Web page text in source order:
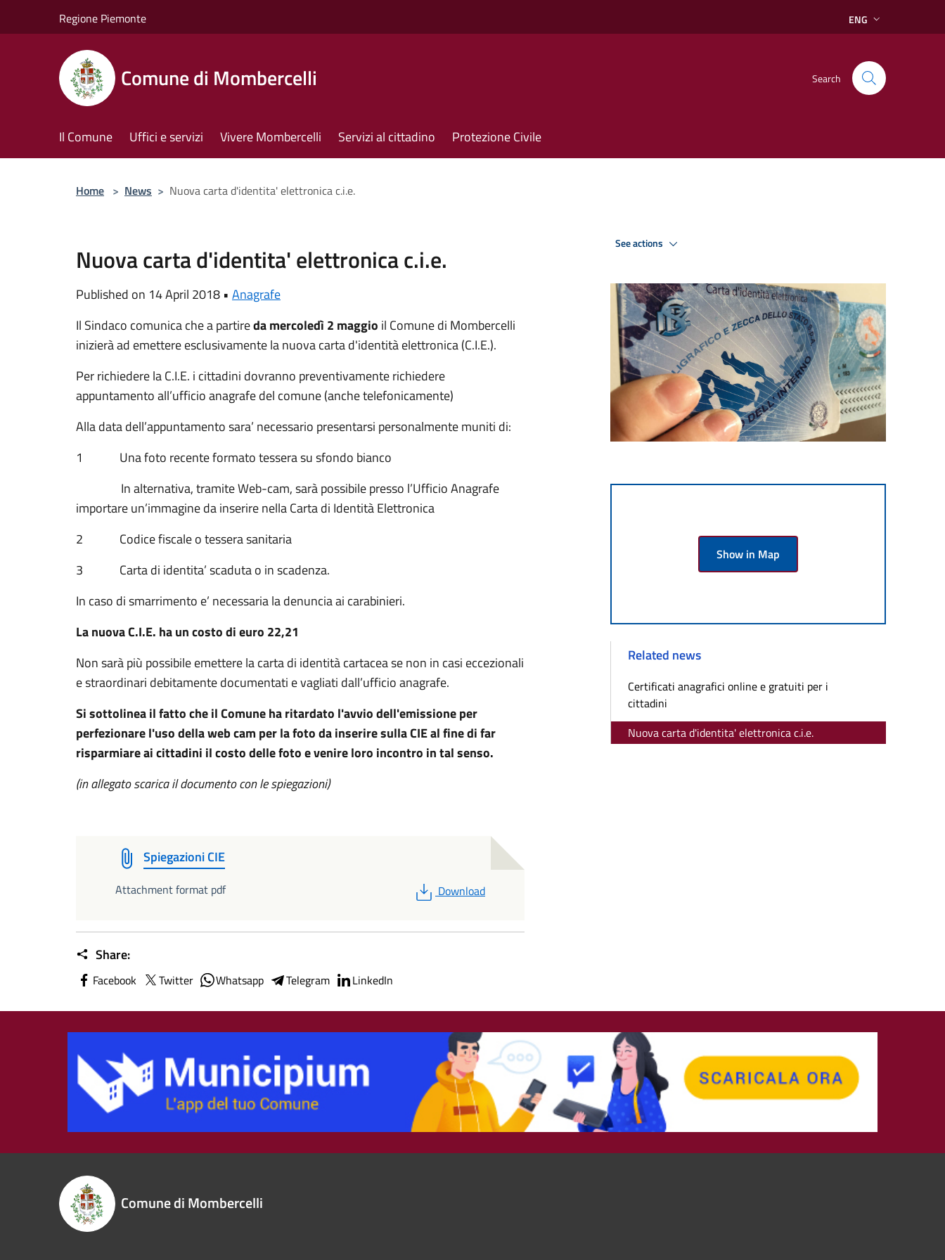
Regione Piemonte ENG
Comune di Mombercelli Search
Il Comune Uffici e servizi Vivere Mombercelli Servizi al cittadino Protezione Civile
Home > News > Nuova carta d'identita' elettronica c.i.e.
Nuova carta d'identita' elettronica c.i.e.
Published on 14 April 2018 • Anagrafe
Il Sindaco comunica che a partireda mercoledì 2 maggio il Comune di Mombercelli
inizierà ad emettere esclusivamente la nuova carta d'identità elettronica (C.I.E.).
Per richiedere la C.I.E. i cittadini dovranno preventivamente richiedere
appuntamento all’ufficio anagrafe del comune (anche telefonicamente)
Alla data dell’appuntamento sara’ necessario presentarsi personalmente muniti di:
1 Una foto recente formato tessera su sfondo bianco
In alternativa, tramite Web-cam, sarà possibile presso l’Ufficio Anagrafe
importare un’immagine da inserire nella Carta di Identità Elettronica
2 Codice fiscale o tessera sanitaria
3 Carta di identita’ scaduta o in scadenza.
In caso di smarrimento e’ necessaria la denuncia ai carabinieri.
La nuova C.I.E. ha un costo di euro 22,21
Non sarà più possibile emettere la carta di identità cartacea se non in casi eccezionali
e straordinari debitamente documentati e vagliati dall’ufficio anagrafe.
Si sottolinea il fatto che il Comune ha ritardato l'avvio dell'emissione per
perfezionare l'uso della web cam per la foto da inserire sulla CIE al fine di far
risparmiare ai cittadini il costo delle foto e venire loro incontro in tal senso.
(in allegato scarica il documento con le spiegazioni)
Spiegazioni CIE
Attachment format pdf PDF
Download
Share:
Facebook Twitter Whatsapp Telegram LinkedIn
See actions
Show in Map
Related news
Certificati anagrafici online e gratuiti per i
cittadini
Nuova carta d'identita' elettronica c.i.e.
Comune di Mombercelli